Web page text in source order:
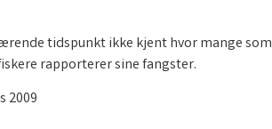
tidspunkt ikke kjent hvor mange
rapporterer sine fangster.
2009